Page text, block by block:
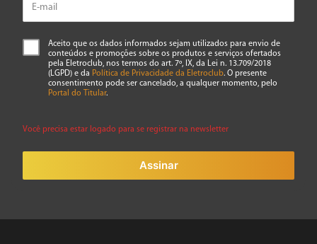
Aceito que os dados informados sejam utilizados para envio de
conteúdos e promoções sobre os produtos e serviços ofertados
pela Eletroclub, nos termos do art. 7º, IX, da Lei n. 13.709/2018
(LGPD) e da Política de Privacidade da Eletroclub. O presente
consentimento pode ser cancelado, a qualquer momento, pelo
Portal do Titular.
Você precisa estar logado para se registrar na newsletter
Assinar